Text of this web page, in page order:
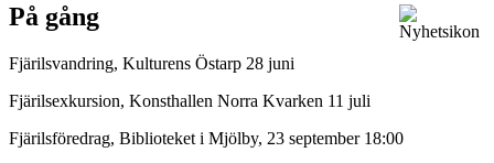
På gång
Fjärilsvandring, Kulturens Östarp 28 juni
Fjärilsexkursion, Konsthallen Norra Kvarken 11 juli
Fjärilsföredrag, Biblioteket i Mjölby, 23 september 18:00